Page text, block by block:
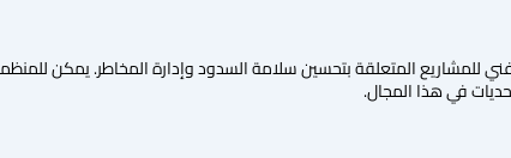
للمشاريع المتعلقة بتحسين سلامة السدود وإدارة المخاطر. يمكن
في هذا المجال.